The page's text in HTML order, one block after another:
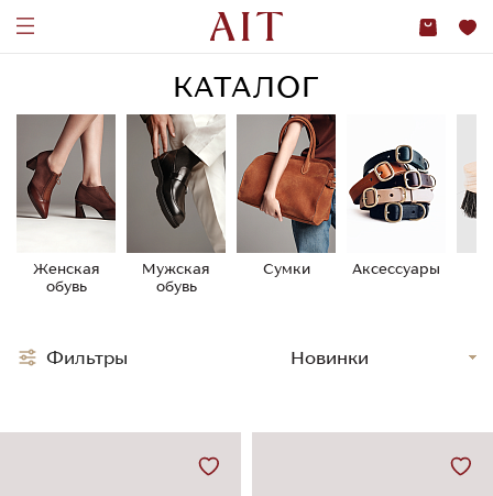
КАТАЛОГ
Женская
обувь
Мужская
обувь
Сумки Аксессуары
Фильтры